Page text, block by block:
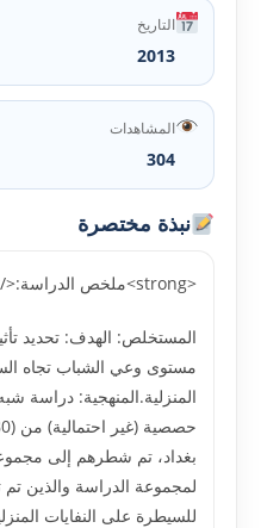
التاريخ
2013
المشاهدات
304
نبذة مختصرة
<strong>ملخص الدراسة:</strong>
المستخلص: الهدف: تحديد
مستوى وعي الشباب تجاه
المنزلية.المنهجية: دراسة
لمجموعة الدراسة والذين تم
للسيطرة على النفايات